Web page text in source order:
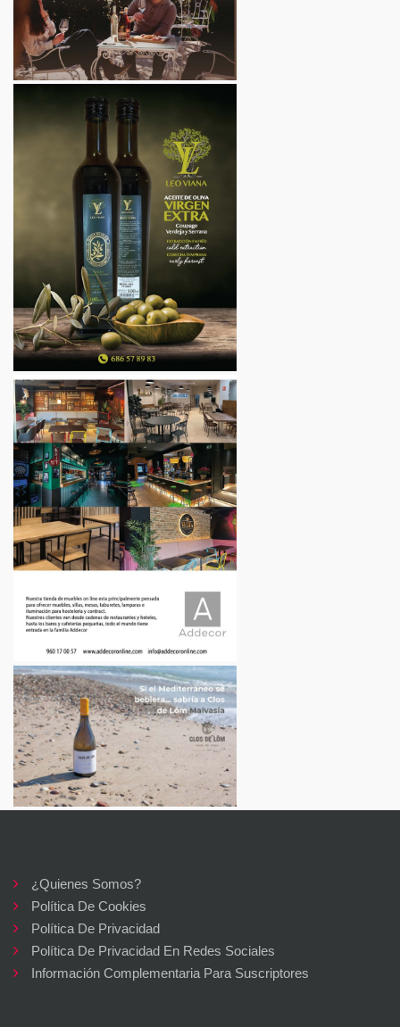
¿Quienes Somos?
Política De Cookies
Política De Privacidad
Política De Privacidad En Redes Sociales
Información Complementaria Para Suscriptores